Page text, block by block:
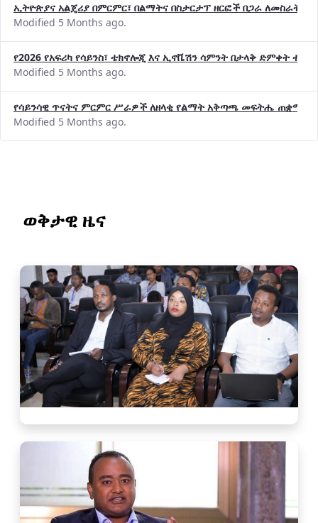
ኢትዮጵያና አልጄሪያ በምርምር፣ በልማትና በስታርታፕ ዘርፎች በጋራ ለመስራት
Modified 5 Months ago.
የ2026 የአፍሪካ የሳይንስ፣ ቴክኖሎጂ እና ኢኖቬሽን ሳምንት በታላቅ ድምቀት
Modified 5 Months ago.
የሳይንሳዊ ጥናትና ምርምር ሥራዎች ለዘላቂ የልማት አቅጣጫ መፍትሔ ጠቋሚ
Modified 5 Months ago.
ወቅታዊ ዜና